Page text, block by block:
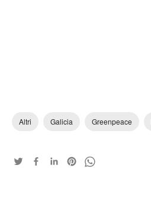
Altri Galicia Greenpeace